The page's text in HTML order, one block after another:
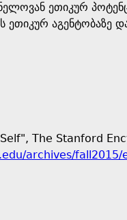
ეთიკურ
აგენტობაზე და
The Stanford
archives/